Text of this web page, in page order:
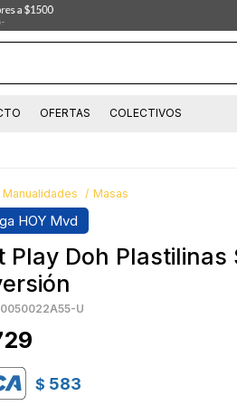
OFERTAS COLECTIVOS
Manualidades Masas
HOY Mvd
Play Doh
U
$ 583